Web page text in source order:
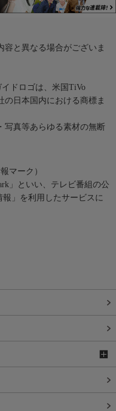
容と異なる場合がございま
ドロゴは、米国TiVo
の日本国内における商標ま
写真等あらゆる素材の無断
マーク）
」といい、テレビ番組の公
報」を利用したサービスに